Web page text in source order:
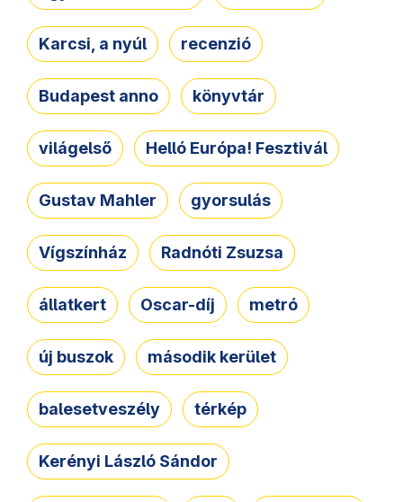
Karcsi, a nyúl recenzió
Budapest anno könyvtár
világelső Helló Európa! Fesztivál
Gustav Mahler gyorsulás
Vígszínház Radnóti Zsuzsa
állatkert Oscar-díj metró
új buszok második kerület
balesetveszély térkép
Kerényi László Sándor